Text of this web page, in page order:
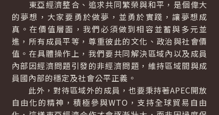
東亞經濟整合、追求共同繁榮與和平，是個偉大
的夢想，大家要勇於做夢，並勇於實踐，讓夢想成
真。在價值層面，我們必須做到相容並蓄與多元並
進，所有成員平等，尊重彼此的文化、政治與社會價
值。在具體操作上，我們要共同解決區域內以及成員
內部因經濟問題引發的非經濟問題，維持區域間與成
員國內部的穩定及社會公平正義。
此外，對待區域外的成員，也要秉持著APEC開放
自由化的精神，積極參與WTO，支持全球貿易自由